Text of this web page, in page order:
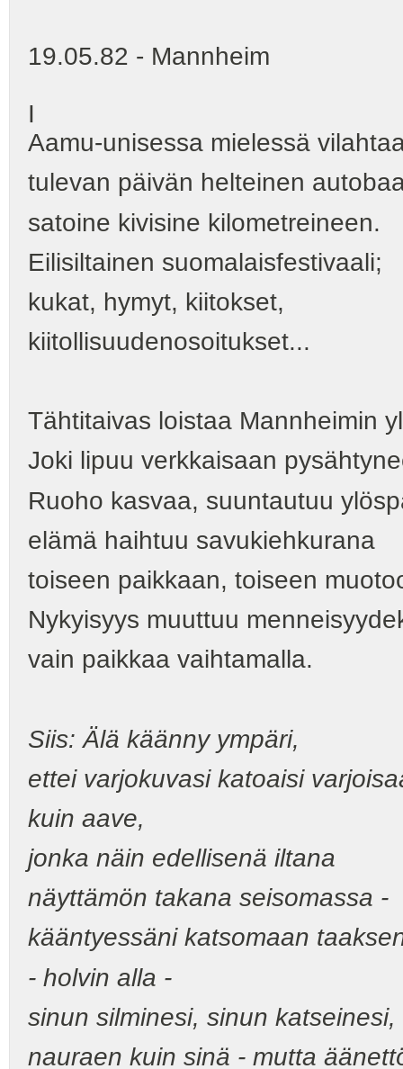
19.05.82 - Mannheim
I
Aamu-unisessa mielessä
tulevan päivän helteinen
satoine kivisine kilometreineen.
Eilisiltainen suomalaisfestivaali;
kukat, hymyt, kiitokset,
kiitollisuudenosoitukset...
Tähtitaivas loistaa Mannheimin
Joki lipuu verkkaisaan
Ruoho kasvaa, suuntautuu
elämä haihtuu savukiehkurana
toiseen paikkaan, toiseen
Nykyisyys muuttuu
vain paikkaa vaihtamalla.
Siis: Älä käänny ympäri,
ettei varjokuvasi katoaisi
kuin aave,
jonka näin edellisenä iltana
näyttämön takana seisomassa -
kääntyessäni katsomaan
- holvin alla -
sinun silminesi, sinun katseinesi,
nauraen kuin sinä - mutta